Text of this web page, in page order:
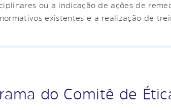
ou a indicação de ações de
existentes e a realização de
do Comitê de